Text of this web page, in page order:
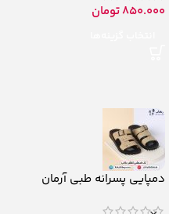
850.000تومان
دمپایی پسرانه طبی آرمان